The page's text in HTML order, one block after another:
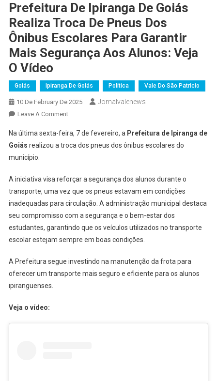
Prefeitura De Ipiranga De Goiás
Realiza Troca De Pneus Dos
Ônibus Escolares Para Garantir
Mais Segurança Aos Alunos: Veja
O Vídeo
Goiás Ipiranga De Goiás Política Vale Do São Patrício
10 De February De 2025 Jornalvalenews
Leave A CommentOn
De
Ipiranga
Realiza
Troca
De
Pneus
Dos
Para
Garantir
Veja
Na última sexta-feira, 7 de fevereiro, a Prefeitura de Ipiranga de
Goiás realizou a troca dos pneus dos ônibus escolares do
município.
A iniciativa visa reforçar a segurança dos alunos durante o
transporte, uma vez que os pneus estavam em condições
inadequadas para circulação. A administração municipal destaca
seu compromisso com a segurança e o bem-estar dos
estudantes, garantindo que os veículos utilizados no transporte
escolar estejam sempre em boas condições.
A Prefeitura segue investindo na manutenção da frota para
oferecer um transporte mais seguro e eficiente para os alunos
ipiranguenses.
Veja o vídeo: